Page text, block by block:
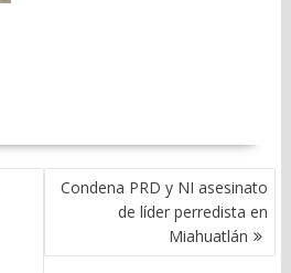
Condena PRD y NI asesinato
de líder perredista en
Miahuatlán